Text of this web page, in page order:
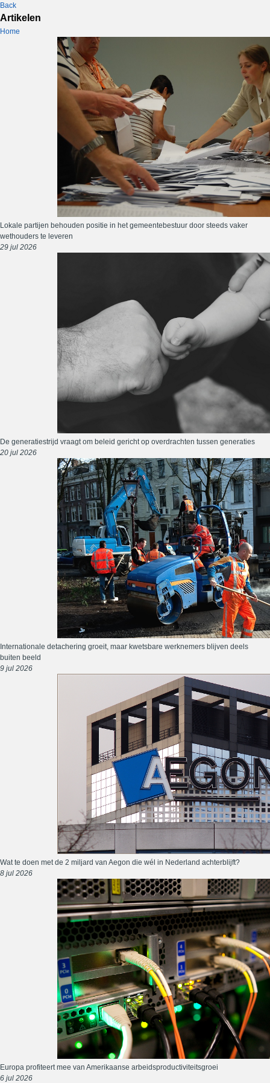
Back
Artikelen
Home
Lokale partijen behouden positie in het gemeentebestuur door steeds vaker
wethouders te leveren
29 jul 2026
De generatiestrijd vraagt om beleid gericht op overdrachten tussen generaties
20 jul 2026
Internationale detachering groeit, maar kwetsbare werknemers blijven deels
buiten beeld
9 jul 2026
Wat te doen met de 2 miljard van Aegon die wél in Nederland achterblijft?
8 jul 2026
Europa profiteert mee van Amerikaanse arbeidsproductiviteitsgroei
6 jul 2026